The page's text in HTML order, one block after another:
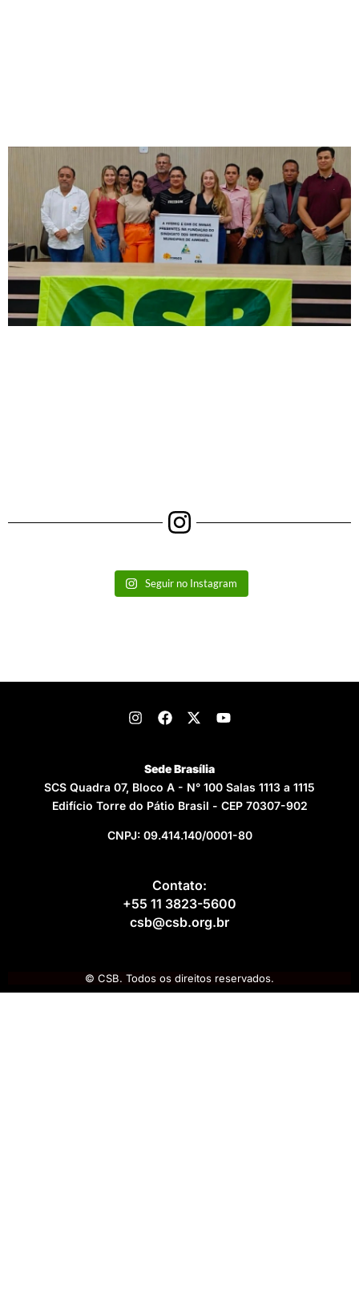
Seguir no Instagram
Sede Brasília
SCS Quadra 07, Bloco A - N° 100 Salas 1113 a 1115
Edifício Torre do Pátio Brasil - CEP 70307-902
CNPJ: 09.414.140/0001-80
Contato:
+55 11 3823-5600
csb@csb.org.br
© CSB. Todos os direitos reservados.